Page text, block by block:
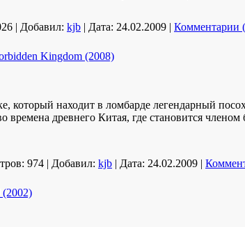
| Добавил: kjb | Дата: 24.02.2009 | Комментарии
Kingdom (2008)
который находит в ломбарде легендарный
времена древнего Китая, где становится членом
974 | Добавил: kjb | Дата: 24.02.2009 |
(2002)